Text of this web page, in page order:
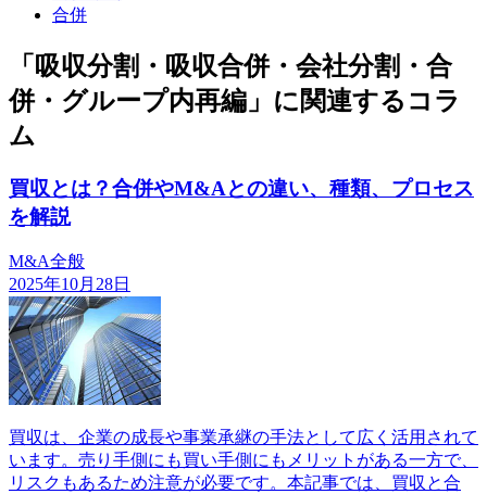
合併
「吸収分割・吸収合併・会社分割・合
併・グループ内再編」に関連するコラ
ム
買収とは？合併やM&Aとの違い、種類、プロセス
を解説
M&A全般
2025年10月28日
買収は、企業の成長や事業承継の手法として広く活用されて
います。売り手側にも買い手側にもメリットがある一方で、
リスクもあるため注意が必要です。本記事では、買収と合